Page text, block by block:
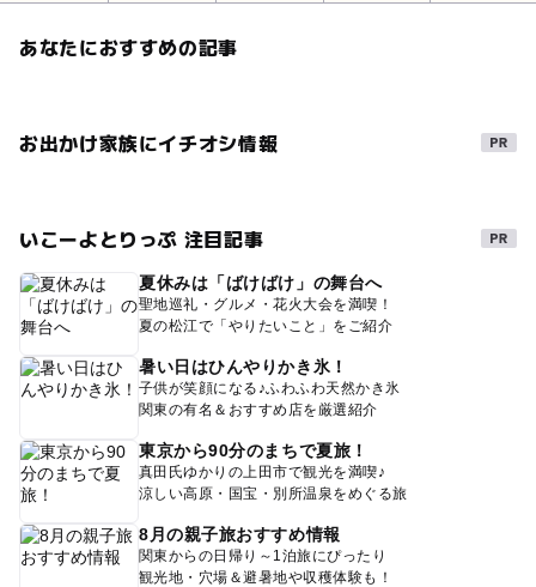
あなたにおすすめの記事
お出かけ家族にイチオシ情報
いこーよとりっぷ 注目記事
夏休みは「ばけばけ」の舞台へ
聖地巡礼・グルメ・花火大会を満喫！
夏の松江で「やりたいこと」をご紹介
暑い日はひんやりかき氷！
子供が笑顔になる♪ふわふわ天然かき氷
関東の有名＆おすすめ店を厳選紹介
東京から90分のまちで夏旅！
真田氏ゆかりの上田市で観光を満喫♪
涼しい高原・国宝・別所温泉をめぐる旅
8月の親子旅おすすめ情報
関東からの日帰り～1泊旅にぴったり
観光地・穴場＆避暑地や収穫体験も！